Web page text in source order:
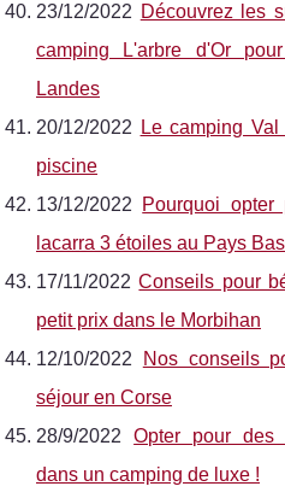
23/12/2022 Découvrez les
camping L'arbre d'Or
Landes
20/12/2022
Le camping
piscine
13/12/2022
Pourquoi
lacarra 3 étoiles au Pays
17/11/2022Conseils pour
petit prix dans le Morbihan
12/10/2022
Nos conseils
séjour en Corse
28/9/2022Opter pour des
dans un camping de luxe !